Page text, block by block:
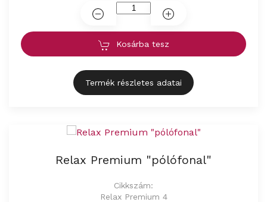
Kosárba tesz
Termék részletes adatai
Relax Premium "pólófonal"
Cikkszám:
Relax Premium 4